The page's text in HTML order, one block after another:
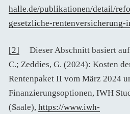
halle.de/publikationen/detail/
gesetzliche-rentenversicherung-
[2]
Dieser Abschnitt basiert
C.; Zeddies, G. (2024): Kosten
Rentenpaket II vom März 2024
Finanzierungsoptionen, IWH
(Saale), https://www.iwh-